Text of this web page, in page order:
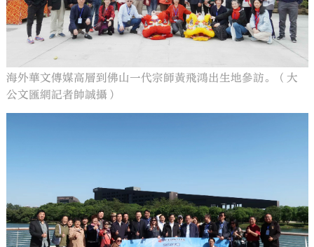
海外華文傳媒高層到佛山一代宗師黃飛鴻出生地參訪。（大
公文匯網記者帥誠攝）